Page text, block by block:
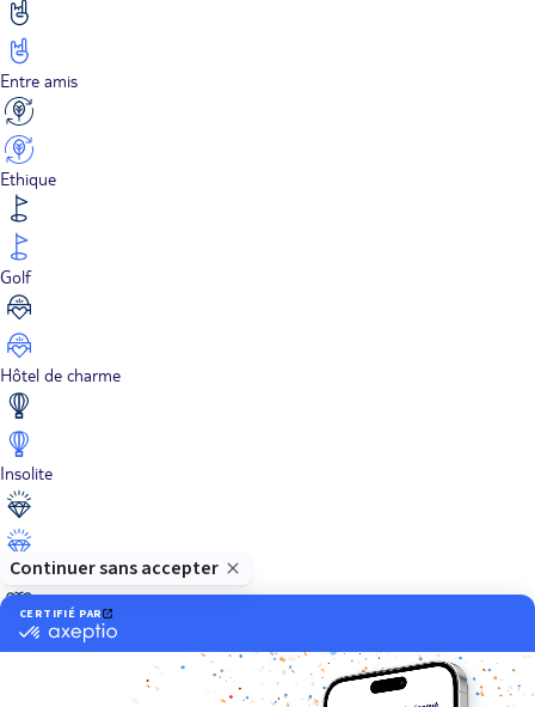
Entre amis
Ethique
Golf
Hôtel de charme
Insolite
Luxe